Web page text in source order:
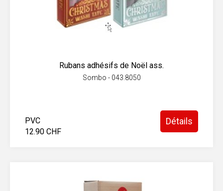
Rubans adhésifs de Noël ass.
Sombo - 043.8050
PVC
12.90 CHF
Détails